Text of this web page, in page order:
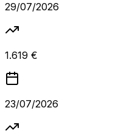
29/07/2026
1.619 €
23/07/2026